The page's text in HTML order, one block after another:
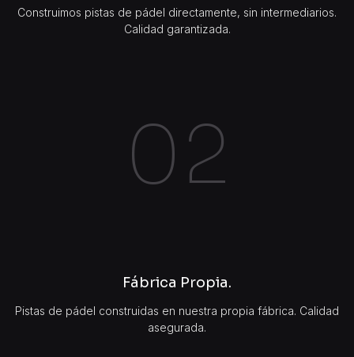
Construimos pistas de pádel directamente, sin intermediarios.
Calidad garantizada.
02
Fábrica Propia.
Pistas de pádel construidas en nuestra propia fábrica. Calidad
asegurada.